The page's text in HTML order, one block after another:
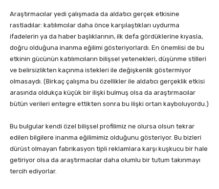
Araştırmacılar yedi çalışmada da aldatıcı gerçek etkisine
rastladılar: katılımcılar daha önce karşılaştıkları uydurma
ifadelerin ya da haber başlıklarının, ilk defa gördüklerine kıyasla,
doğru olduğuna inanma eğilimi gösteriyorlardı. En önemlisi de bu
etkinin gücünün katılımcıların bilişsel yetenekleri, düşünme stilleri
ve belirsizlikten kaçınma istekleri ile değişkenlik göstermiyor
olmasaydı. (Birkaç çalışma bu özellikler ile aldatıcı gerçeklik etkisi
arasında oldukça küçük bir ilişki bulmuş olsa da araştırmacılar
bütün verileri entegre ettikten sonra bu ilişki ortan kayboluyordu.)
Bu bulgular kendi özel bilişsel profilimiz ne olursa olsun tekrar
edilen bilgilere inanma eğilimimiz olduğunu gösteriyor. Bu bizleri
dürüst olmayan fabrikasyon tipli reklamlara karşı kuşkucu bir hale
getiriyor olsa da araştırmacılar daha olumlu bir tutum takınmayı
tercih ediyorlar.